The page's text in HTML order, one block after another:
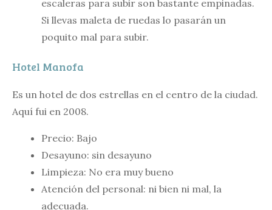
escaleras para subir son bastante empinadas.
Si llevas maleta de ruedas lo pasarán un
poquito mal para subir.
Hotel Manofa
Es un hotel de dos estrellas en el centro de la ciudad.
Aquí fui en 2008.
Precio: Bajo
Desayuno: sin desayuno
Limpieza: No era muy bueno
Atención del personal: ni bien ni mal, la
adecuada.